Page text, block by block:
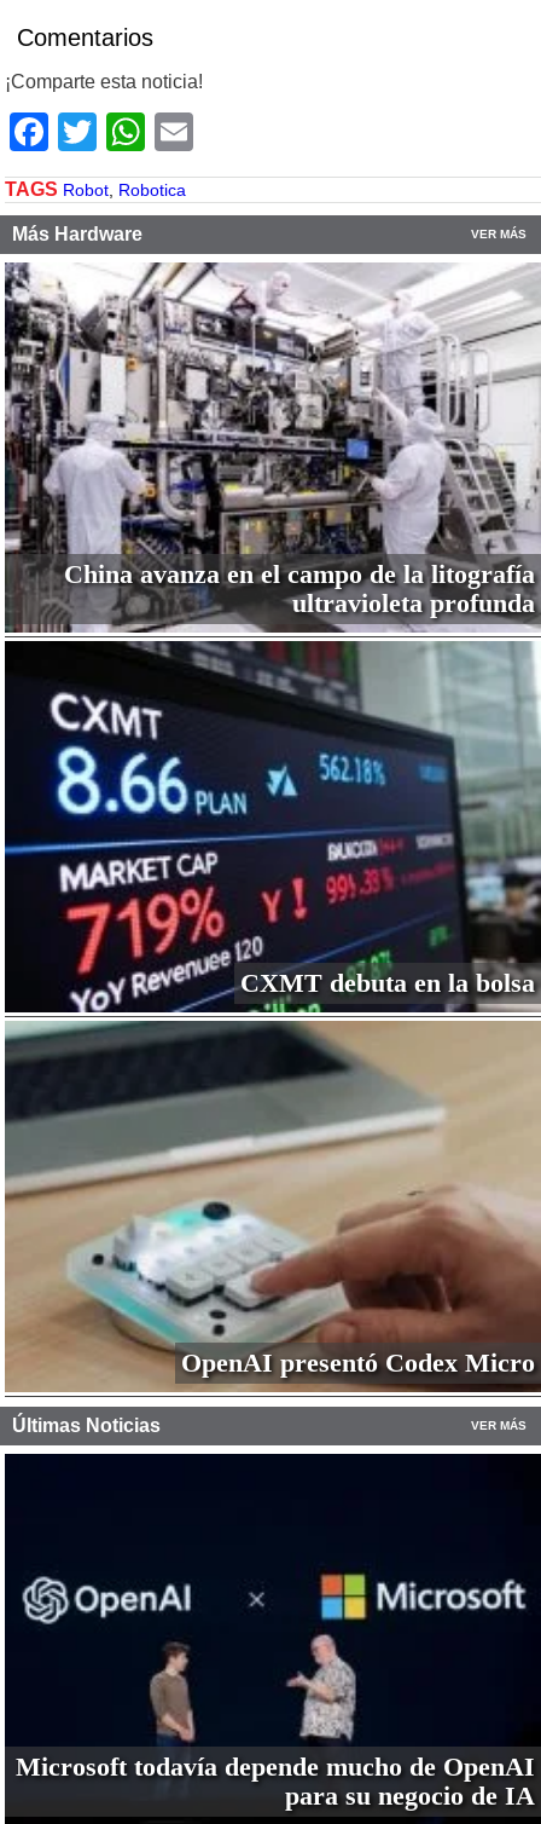
Comentarios
¡Comparte esta noticia!
Facebook
TwitterWhatsApp
TAGS Robot Robotica
Más Hardware VER MÁS
China avanza en el campo de la litografía
ultravioleta profunda
CXMT debuta en la bolsa
OpenAI presentó Codex Micro
Últimas Noticias VER MÁS
Microsoft todavía depende mucho de OpenAI
para su negocio de IA